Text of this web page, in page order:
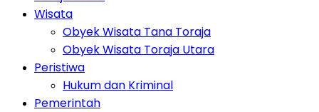
Wisata
Obyek Wisata Tana Toraja
Obyek Wisata Toraja Utara
Peristiwa
Hukum dan Kriminal
Pemerintah